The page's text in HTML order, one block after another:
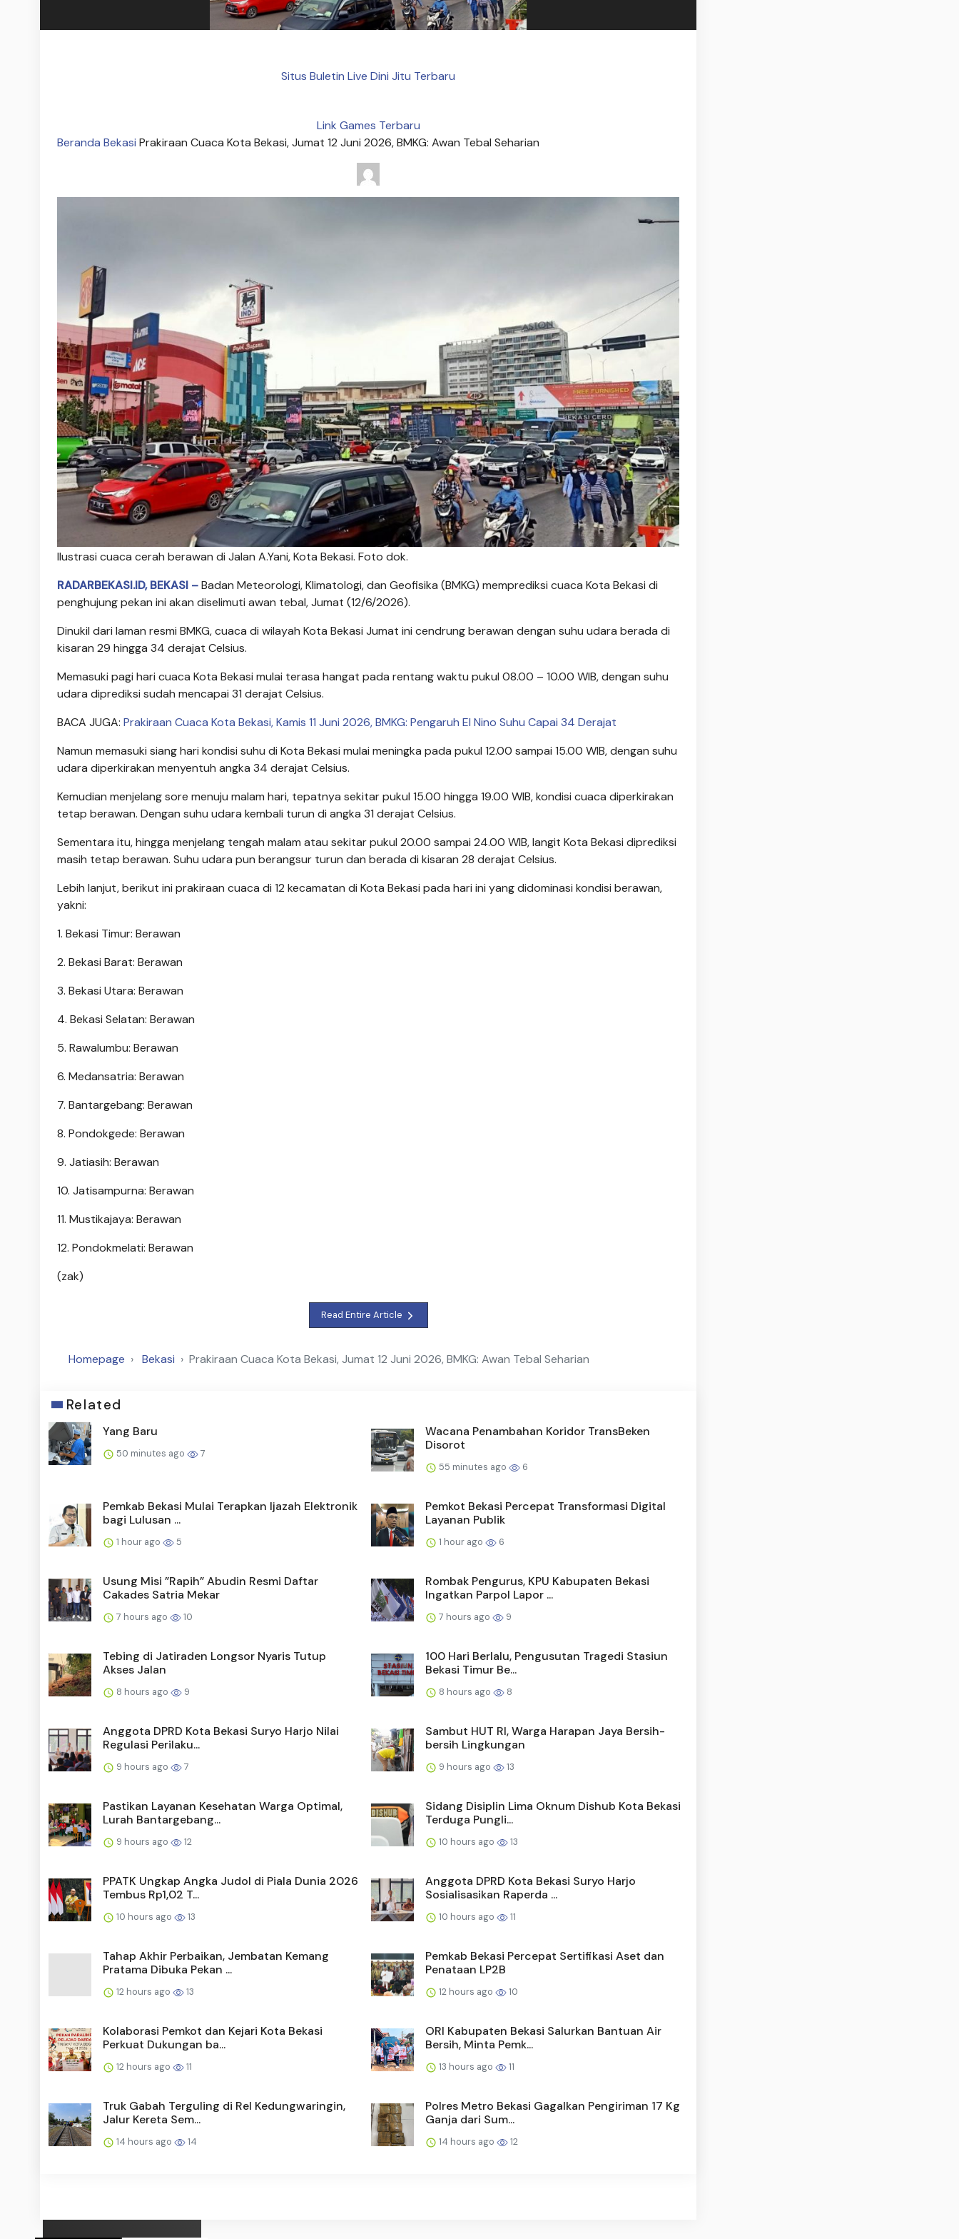
Situs Buletin Live Dini Jitu Terbaru
Link Games Terbaru
Beranda Bekasi Prakiraan Cuaca Kota Bekasi, Jumat 12 Juni 2026, BMKG: Awan Tebal Seharian
Ilustrasi cuaca cerah berawan di Jalan A.Yani, Kota Bekasi. Foto dok.
RADARBEKASI.ID, BEKASI –Badan Meteorologi, Klimatologi, dan Geofisika (BMKG) memprediksi cuaca Kota Bekasi di
penghujung pekan ini akan diselimuti awan tebal, Jumat (12/6/2026).
Dinukil dari laman resmi BMKG, cuaca di wilayah Kota Bekasi Jumat ini cendrung berawan dengan suhu udara berada di
kisaran 29 hingga 34 derajat Celsius.
Memasuki pagi hari cuaca Kota Bekasi mulai terasa hangat pada rentang waktu pukul 08.00 – 10.00 WIB, dengan suhu
udara diprediksi sudah mencapai 31 derajat Celsius.
BACA JUGA: Prakiraan Cuaca Kota Bekasi, Kamis 11 Juni 2026, BMKG: Pengaruh El Nino Suhu Capai 34 Derajat
Namun memasuki siang hari kondisi suhu di Kota Bekasi mulai meningka pada pukul 12.00 sampai 15.00 WIB, dengan suhu
udara diperkirakan menyentuh angka 34 derajat Celsius.
Kemudian menjelang sore menuju malam hari, tepatnya sekitar pukul 15.00 hingga 19.00 WIB, kondisi cuaca diperkirakan
tetap berawan. Dengan suhu udara kembali turun di angka 31 derajat Celsius.
Sementara itu, hingga menjelang tengah malam atau sekitar pukul 20.00 sampai 24.00 WIB, langit Kota Bekasi diprediksi
masih tetap berawan. Suhu udara pun berangsur turun dan berada di kisaran 28 derajat Celsius.
Lebih lanjut, berikut ini prakiraan cuaca di 12 kecamatan di Kota Bekasi pada hari ini yang didominasi kondisi berawan,
yakni:
1. Bekasi Timur: Berawan
2. Bekasi Barat: Berawan
3. Bekasi Utara: Berawan
4. Bekasi Selatan: Berawan
5. Rawalumbu: Berawan
6. Medansatria: Berawan
7. Bantargebang: Berawan
8. Pondokgede: Berawan
9. Jatiasih: Berawan
10. Jatisampurna: Berawan
11. Mustikajaya: Berawan
12. Pondokmelati: Berawan
(zak)
Read Entire Article
Homepage Bekasi Prakiraan Cuaca Kota Bekasi, Jumat 12 Juni 2026, BMKG: Awan Tebal Seharian
Related
Yang Baru
50 minutes ago 7
Wacana Penambahan Koridor TransBeken
Disorot
55 minutes ago 6
Pemkab Bekasi Mulai Terapkan Ijazah Elektronik
bagi Lulusan ...
1 hour ago 5
Pemkot Bekasi Percepat Transformasi Digital
Layanan Publik
1 hour ago 6
Usung Misi ”Rapih” Abudin Resmi Daftar
Cakades Satria Mekar
7 hours ago 10
Rombak Pengurus, KPU Kabupaten Bekasi
Ingatkan Parpol Lapor ...
7 hours ago 9
Tebing di Jatiraden Longsor Nyaris Tutup
Akses Jalan
8 hours ago 9
100 Hari Berlalu, Pengusutan Tragedi Stasiun
Bekasi Timur Be...
8 hours ago 8
Anggota DPRD Kota Bekasi Suryo Harjo Nilai
Regulasi Perilaku...
9 hours ago 7
Sambut HUT RI, Warga Harapan Jaya Bersih-
bersih Lingkungan
9 hours ago 13
Pastikan Layanan Kesehatan Warga Optimal,
Lurah Bantargebang...
9 hours ago 12
Sidang Disiplin Lima Oknum Dishub Kota Bekasi
Terduga Pungli...
10 hours ago 13
PPATK Ungkap Angka Judol di Piala Dunia 2026
Tembus Rp1,02 T...
10 hours ago 13
Anggota DPRD Kota Bekasi Suryo Harjo
Sosialisasikan Raperda ...
10 hours ago 11
Tahap Akhir Perbaikan, Jembatan Kemang
Pratama Dibuka Pekan ...
12 hours ago 13
Pemkab Bekasi Percepat Sertifikasi Aset dan
Penataan LP2B
12 hours ago 10
Kolaborasi Pemkot dan Kejari Kota Bekasi
Perkuat Dukungan ba...
12 hours ago 11
ORI Kabupaten Bekasi Salurkan Bantuan Air
Bersih, Minta Pemk...
13 hours ago 11
Truk Gabah Terguling di Rel Kedungwaringin,
Jalur Kereta Sem...
14 hours ago 14
Polres Metro Bekasi Gagalkan Pengiriman 17 Kg
Ganja dari Sum...
14 hours ago 12